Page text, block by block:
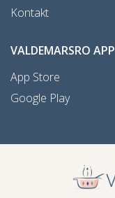
Kontakt
VALDEMARSRO APP
App Store
Google Play